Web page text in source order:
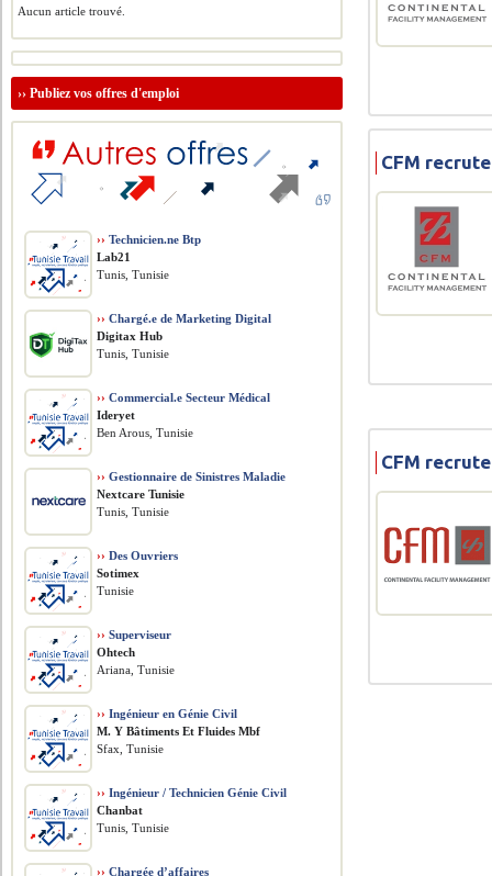
CFM
CFM
Aucun article trouvé.
››Publiez vos offres d'emploi
›› Technicien.ne Btp
Lab21
Tunis, Tunisie
›› Chargé.e de Marketing Digital
Digitax Hub
Tunis, Tunisie
›› Commercial.e Secteur Médical
Ideryet
Ben Arous, Tunisie
›› Gestionnaire de Sinistres Maladie
Nextcare Tunisie
Tunis, Tunisie
›› Des Ouvriers
Sotimex
Tunisie
›› Superviseur
Ohtech
Ariana, Tunisie
›› Ingénieur en Génie Civil
M. Y Bâtiments Et Fluides Mbf
Sfax, Tunisie
›› Ingénieur / Technicien Génie Civil
Chanbat
Tunis, Tunisie
›› Chargée d’affaires